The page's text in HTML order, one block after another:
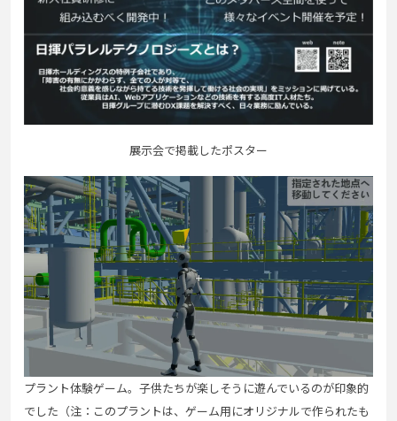
展示会で掲載したポスター
プラント体験ゲーム。子供たちが楽しそうに遊んでいるのが印象的
でした （注：このプラントは、ゲーム用にオリジナルで作られたも